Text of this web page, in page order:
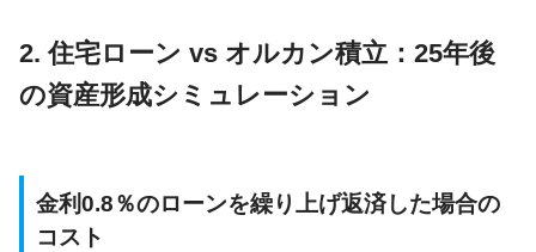
2. 住宅ローン vs オルカン積立：25年後
の資産形成シミュレーション
金利0.8％のローンを繰り上げ返済した場合の
コスト